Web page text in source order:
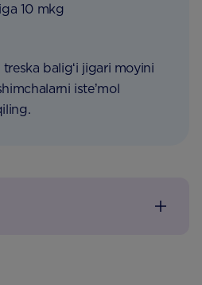
10 mkg
baligʻi jigari moyini
isteʼmol